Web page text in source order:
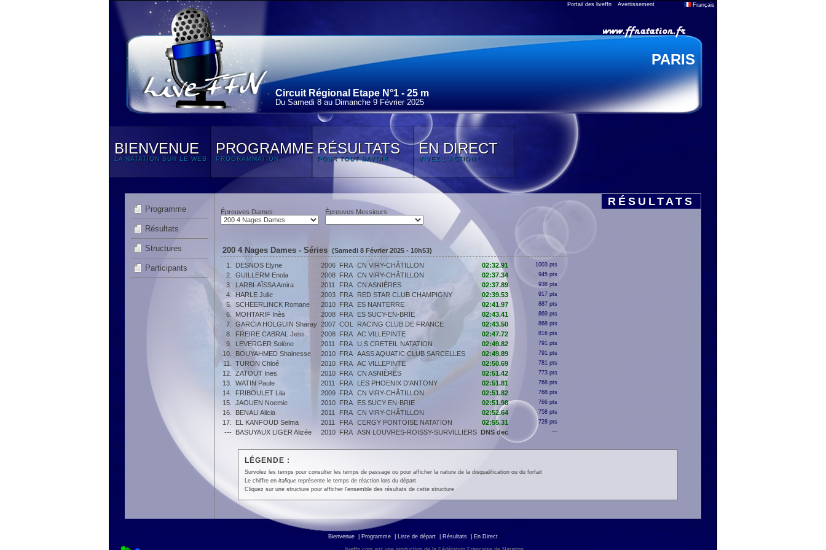
Portail des liveffn Avertissement Français
PARIS
Circuit Régional Etape N°1 - 25 m
Du Samedi 8 au Dimanche 9 Février 2025
BIENVENUE
LA NATATION SUR LE WEB
PROGRAMME
PROGRAMMATION
RÉSULTATS
POUR TOUT SAVOIR
EN DIRECT
VIVEZ L'ACTION !
Programme
Résultats
Structures
Participants
RÉSULTATS
Épreuves Dames Épreuves Messieurs
200 4 Nages Dames - Séries (Samedi 8 Février 2025 - 10h53)
1.
DESNOS Elyne 2006 FRA CN VIRY-CHÂTILLON 02:32.91 1003 pts
2. GUILLERM Enola 2008 FRA CN VIRY-CHÂTILLON 02:37.34 945 pts
3. LARBI-AÏSSA Amira 2011 FRA CN ASNIÈRES 02:37.89 938 pts
4. HARLE Julie 2003 FRA RED STAR CLUB CHAMPIGNY 02:39.53 917 pts
5. SCHEERLINCK Romane 2010 FRA ES NANTERRE 02:41.97 887 pts
6. MOHTARIF Inès 2008 FRA ES SUCY-EN-BRIE 02:43.41 869 pts
7. GARCIA HOLGUIN Sharay 2007 COL RACING CLUB DE FRANCE 02:43.50 868 pts
8. FREIRE CABRAL Jess 2008 FRA AC VILLEPINTE 02:47.72 816 pts
9. LEVERGER Solène 2011 FRA U.S CRETEIL NATATION 02:49.82 791 pts
10. BOUYAHMED Shainesse 2010 FRA AASS AQUATIC CLUB SARCELLES 02:49.89 791 pts
11. TURON Chloé 2010 FRA AC VILLEPINTE 02:50.69 781 pts
12. ZATOUT Ines 2010 FRA CN ASNIÈRES 02:51.42 773 pts
13. WATIN Paule 2011 FRA LES PHOENIX D'ANTONY 02:51.81 768 pts
14. FRIBOULET Lila 2009 FRA CN VIRY-CHÂTILLON 02:51.82 768 pts
15. JAOUEN Noemie 2010 FRA ES SUCY-EN-BRIE 02:51.98 766 pts
16. BENALI Alicia 2011 FRA CN VIRY-CHÂTILLON 02:52.64 758 pts
17. EL KANFOUD Selma 2011 FRA CERGY PONTOISE NATATION 02:55.31 728 pts
--- BASUYAUX LIGER Alizée 2010 FRA ASN LOUVRES-ROISSY-SURVILLIERS DNS dec ---
LÉGENDE :
Survolez les temps pour consulter les temps de passage ou pour afficher la nature de la disqualification ou du forfait
Le chiffre en italiquereprésente le temps de réaction lors du départ
Cliquez sur une structure pour afficher l'ensemble des résultats de cette structure
Bienvenue Programme Liste de départ Résultats En Direct